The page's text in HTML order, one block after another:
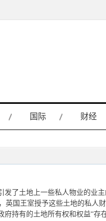
国际 财经
了土地上一些私人物业的业主
英国王室授予这些土地的私人
持有的土地所有权和权益“存